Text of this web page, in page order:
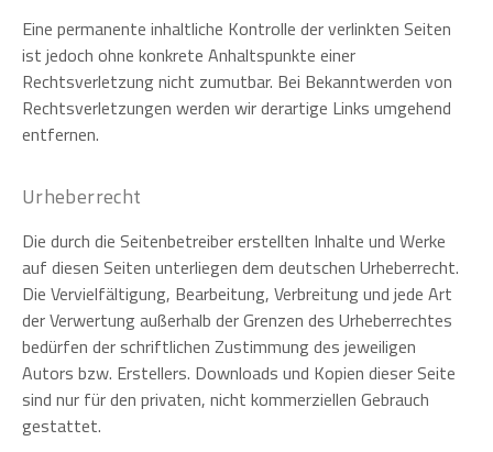
Eine permanente inhaltliche Kontrolle der verlinkten Seiten
ist jedoch ohne konkrete Anhaltspunkte einer
Rechtsverletzung nicht zumutbar. Bei Bekanntwerden von
Rechtsverletzungen werden wir derartige Links umgehend
entfernen.
Urheberrecht
Die durch die Seitenbetreiber erstellten Inhalte und Werke
auf diesen Seiten unterliegen dem deutschen Urheberrecht.
Die Vervielfältigung, Bearbeitung, Verbreitung und jede Art
der Verwertung außerhalb der Grenzen des Urheberrechtes
bedürfen der schriftlichen Zustimmung des jeweiligen
Autors bzw. Erstellers. Downloads und Kopien dieser Seite
sind nur für den privaten, nicht kommerziellen Gebrauch
gestattet.